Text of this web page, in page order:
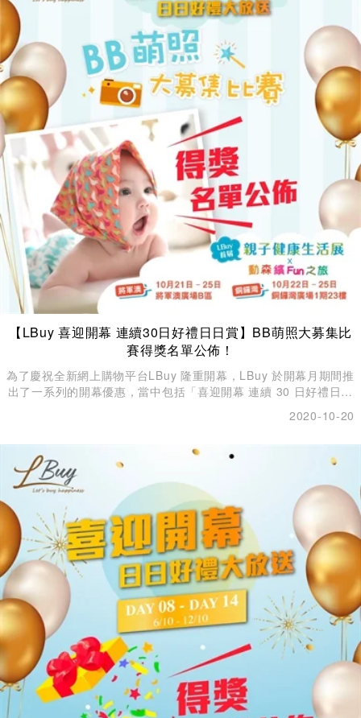
【LBuy 喜迎開幕 連續30日好禮日日賞】BB萌照大募集比
賽得獎名單公佈！
為了慶祝全新網上購物平台LBuy 隆重開幕，LBuy 於開幕月期間推
出了一系列的開幕優惠，當中包括「喜迎開幕 連續 30 日好禮日日
大募集比賽已經結束，而LBuy編輯部亦已經選出了合共7位可愛的
2020-10-20